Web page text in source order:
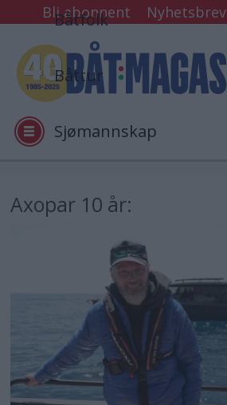
Bli abonnent Nyhetsbrev
Båtfolk
Båttur
Sjømannskap
Video
Logg inn
Axopar 10 år: